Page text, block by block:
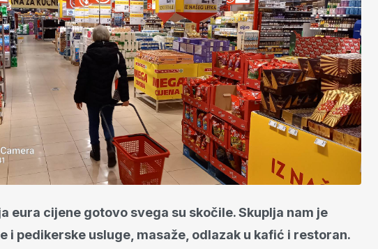
eura cijene gotovo svega su skočile. Skuplja nam je
i pedikerske usluge, masaže, odlazak u kafić i restoran.